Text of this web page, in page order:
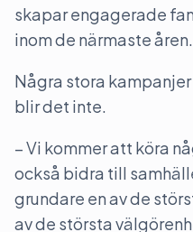
skapar engagerade
inom de närmaste åren.
Några stora
blir det inte.
– Vi kommer att köra
också bidra till
grundare en av de
av de största